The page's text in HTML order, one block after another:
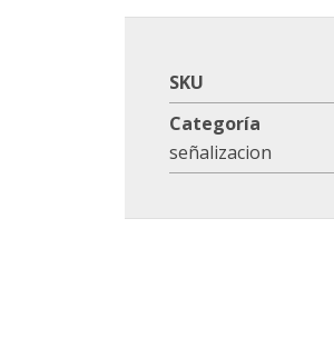
SKU
Categoría
señalizacion